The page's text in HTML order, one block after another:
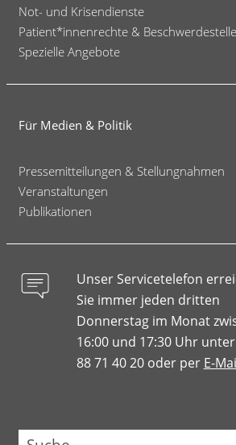
Not- und Krisendienste
Patient*innenrechte &
Spezielle Angebote
Für Medien & Politik
Pressemitteilungen & Stellungnahmen
Veranstaltungen
Publikationen
Unser Servicetelefon
Sie immer jeden dritten
Donnerstag im Monat
16:00 und 17:30 Uhr
88 71 40 20 oder per E-
Suche